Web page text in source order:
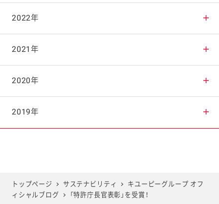
2025年10月
2025年9月
2025年8月
2025年7月
2024年11月
2024年10月
2024年9月
2024年8月
2023年12月
2023年11月
2023年10月
2023年9月
2022年
2022年12月
2022年11月
2022年10月
2021年
2021年12月
2021年11月
2020年
2020年12月
2019年
トップページ サステナビリティ
キユーピーグループ オフ
ィシャルブログ
「特許庁長官表彰」を受賞！